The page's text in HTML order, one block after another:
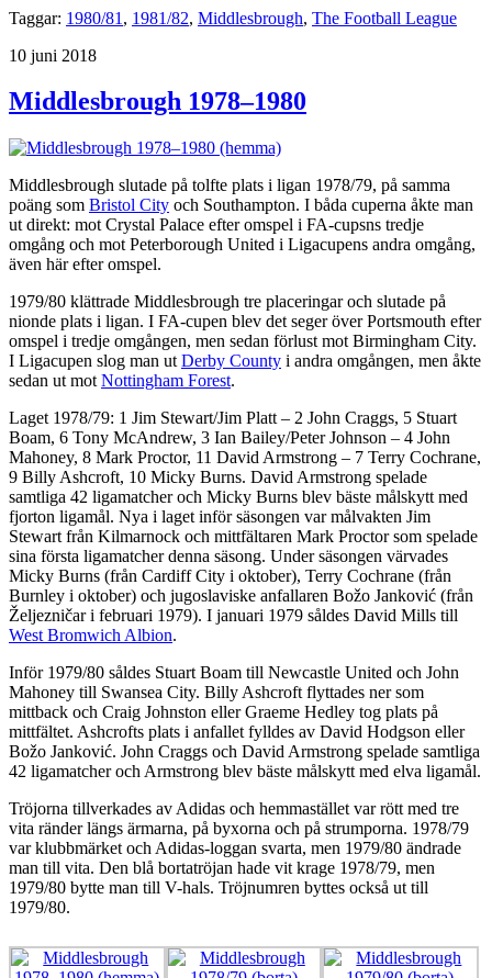
Taggar: 1980/81 , 1981/82, Middlesbrough, The Football League
Publicerat
10 juni 2018
Middlesbrough 1978–1980
Middlesbrough slutade på tolfte plats i ligan 1978/79, på samma
poäng som Bristol City och Southampton. I båda cuperna åkte man
ut direkt: mot Crystal Palace efter omspel i FA-cupsns tredje
omgång och mot Peterborough United i Ligacupens andra omgång,
även här efter omspel.
1979/80 klättrade Middlesbrough tre placeringar och slutade på
nionde plats i ligan. I FA-cupen blev det seger över Portsmouth efter
omspel i tredje omgången, men sedan förlust mot Birmingham City.
I Ligacupen slog man ut Derby County i andra omgången, men åkte
sedan ut mot Nottingham Forest.
Laget 1978/79: 1 Jim Stewart/Jim Platt – 2 John Craggs, 5 Stuart
Boam, 6 Tony McAndrew, 3 Ian Bailey/Peter Johnson – 4 John
Mahoney, 8 Mark Proctor, 11 David Armstrong – 7 Terry Cochrane,
9 Billy Ashcroft, 10 Micky Burns. David Armstrong spelade
samtliga 42 ligamatcher och Micky Burns blev bäste målskytt med
fjorton ligamål. Nya i laget inför säsongen var målvakten Jim
Stewart från Kilmarnock och mittfältaren Mark Proctor som spelade
sina första ligamatcher denna säsong. Under säsongen värvades
Micky Burns (från Cardiff City i oktober), Terry Cochrane (från
Burnley i oktober) och jugoslaviske anfallaren Božo Janković (från
Željezničar i februari 1979). I januari 1979 såldes David Mills till
West Bromwich Albion.
Inför 1979/80 såldes Stuart Boam till Newcastle United och John
Mahoney till Swansea City. Billy Ashcroft flyttades ner som
mittback och Craig Johnston eller Graeme Hedley tog plats på
mittfältet. Ashcrofts plats i anfallet fylldes av David Hodgson eller
Božo Janković. John Craggs och David Armstrong spelade samtliga
42 ligamatcher och Armstrong blev bäste målskytt med elva ligamål.
Tröjorna tillverkades av Adidas och hemmastället var rött med tre
vita ränder längs ärmarna, på byxorna och på strumporna. 1978/79
var klubbmärket och Adidas-loggan svarta, men 1979/80 ändrade
man till vita. Den blå bortatröjan hade vit krage 1978/79, men
1979/80 bytte man till V-hals. Tröjnumren byttes också ut till
1979/80.